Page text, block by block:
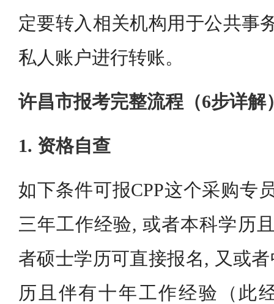
定要转入相关机构用于公共事
私人账户进行转账。
许昌市报考完整流程（6步详解
1. 资格自查
如下条件可报CPP这个采购专
三年工作经验, 或者本科学历
者硕士学历可直接报名, 又或
历且伴有十年工作经验（此